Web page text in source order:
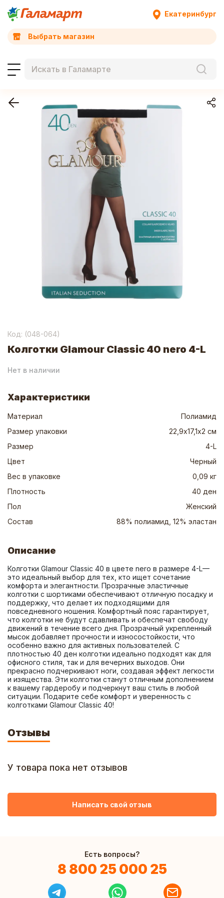
Екатеринбург
Выбрать магазин
Код: (048-064)
Колготки Glamour Classic 40 nero 4-L
Нет в наличии
Характеристики
Материал
Полиамид
Размер упаковки
22,9х17,1х2 см
Размер
4-L
Цвет
Черный
Вес в упаковке
0,09 кг
Плотность
40 ден
Пол
Женский
Состав
88% полиамид, 12% эластан
Описание
Колготки Glamour Classic 40 в цвете nero в размере 4-L—
это идеальный выбор для тех, кто ищет сочетание
комфорта и элегантности. Прозрачные эластичные
колготки с шортиками обеспечивают отличную посадку и
поддержку, что делает их подходящими для
повседневного ношения. Комфортный пояс гарантирует,
что колготки не будут сдавливать и обеспечат свободу
движений в течение всего дня. Прозрачный укрепленный
мысок добавляет прочности и износостойкости, что
особенно важно для активных пользователей. С
плотностью 40 ден колготки идеально подходят как для
офисного стиля, так и для вечерних выходов. Они
прекрасно подчеркивают ноги, создавая эффект легкости
и изящества. Эти колготки станут отличным дополнением
к вашему гардеробу и подчеркнут ваш стиль в любой
ситуации. Подарите себе комфорт и уверенность с
колготками Glamour Classic 40!
Отзывы
У товара пока нет отзывов
Написать свой отзыв
Есть вопросы?
8 800 25 000 25